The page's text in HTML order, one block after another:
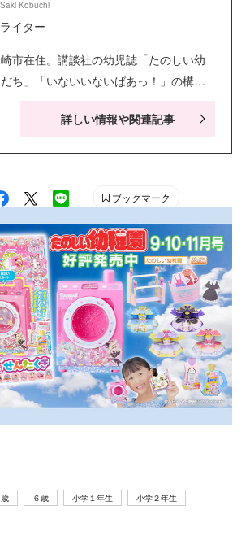
Saki Kobuchi
ライター
市在住。講談社の幼児誌「たのしい幼
ち」「いないいないばあっ！」の構
ルなども手がける。現在小学生の娘２人
詳しい情報や関連記事
ブックマーク
６歳 小学１年生
小学２年生